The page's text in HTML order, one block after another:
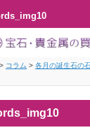
> コラム > 各月の誕生石の